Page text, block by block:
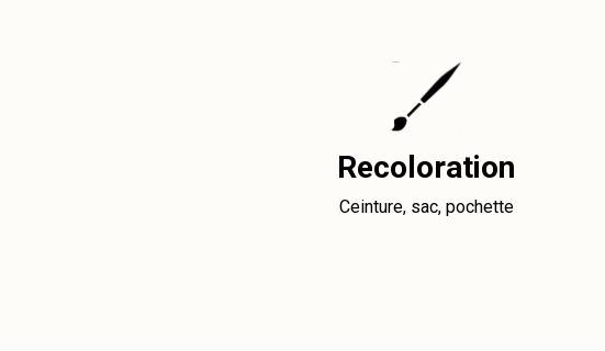
Recoloration
Ceinture, sac, pochette